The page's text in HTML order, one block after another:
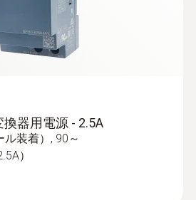
器用電源 - 2.5A
ル装着）, 90～
）